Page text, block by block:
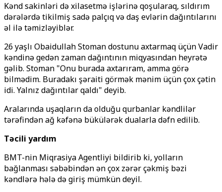
Kənd sakinləri də xilasetmə işlərinə qoşularaq, sıldırım
dərələrdə tikilmiş sadə palçıq və daş evlərin dağıntılarını
əl ilə təmizləyiblər.
26 yaşlı Obaidullah Stoman dostunu axtarmaq üçün Vadir
kəndinə gedən zaman dağıntının miqyasından heyrətə
gəlib. Stoman "Onu burada axtarıram, amma görə
bilmədim. Buradakı şəraiti görmək mənim üçün çox çətin
idi. Yalnız dağıntılar qaldı" deyib.
Aralarında uşaqların da olduğu qurbanlar kəndlilər
tərəfindən ağ kəfənə bükülərək dualarla dəfn edilib.
Təcili yardım
BMT-nin Miqrasiya Agentliyi bildirib ki, yolların
bağlanması səbəbindən ən çox zərər çəkmiş bəzi
kəndlərə hələ də giriş mümkün deyil.